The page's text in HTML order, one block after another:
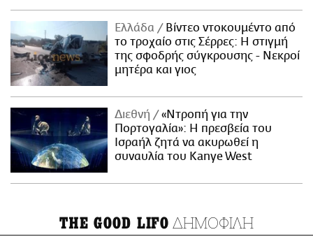
Ελλάδα
Βίντεο ντοκουμέντο από
το τροχαίο στις Σέρρες: Η στιγμή
της σφοδρής σύγκρουσης - Νεκροί
μητέρα και γιος
Διεθνή
«Ντροπή για την
Πορτογαλία»: Η πρεσβεία του
Ισραήλ ζητά να ακυρωθεί η
συναυλία του Kanye West
THE GOOD LIFO ΔΗΜΟΦΙΛΗ